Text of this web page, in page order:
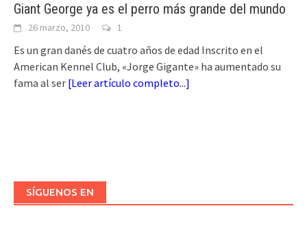
Giant George ya es el perro más grande del mundo
26 marzo, 2010 1
Es un gran danés de cuatro años de edad Inscrito en el
American Kennel Club, «Jorge Gigante» ha aumentado su
fama al ser [Leer artículo completo...]
SÍGUENOS EN